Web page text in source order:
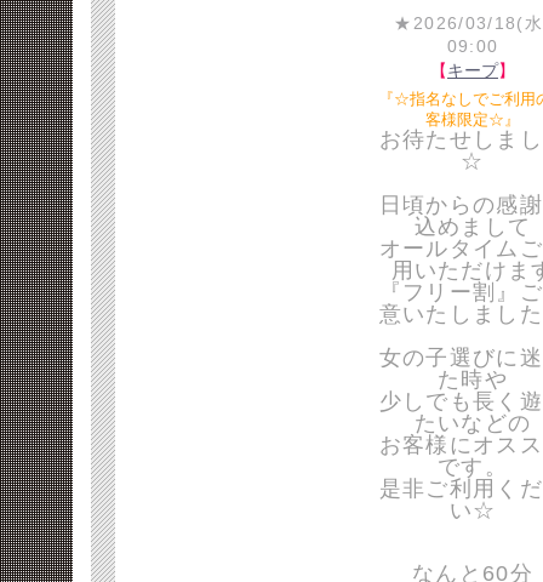
★2026/03/18(
09:00
【キープ】
『☆指名なしでご利用
客様限定☆』
お待たせしま
☆
日頃からの感
込めまして
オールタイム
用いただけま
『フリー割』
意いたしまし
女の子選びに
た時や
少しでも長く
たいなどの
お客様にオス
です。
是非ご利用く
い☆
なんと60分